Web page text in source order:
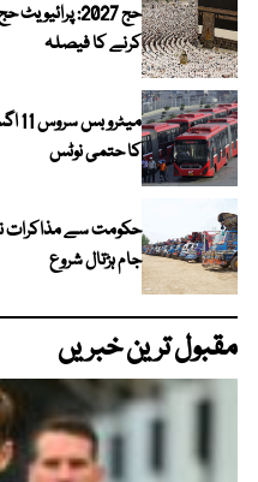
حج 2027:
کرنے کا فیصلہ
کا حتمی نوٹس
حکومت سے مذاکرات
جام ہڑتال شروع
مقبول ترین خبریں